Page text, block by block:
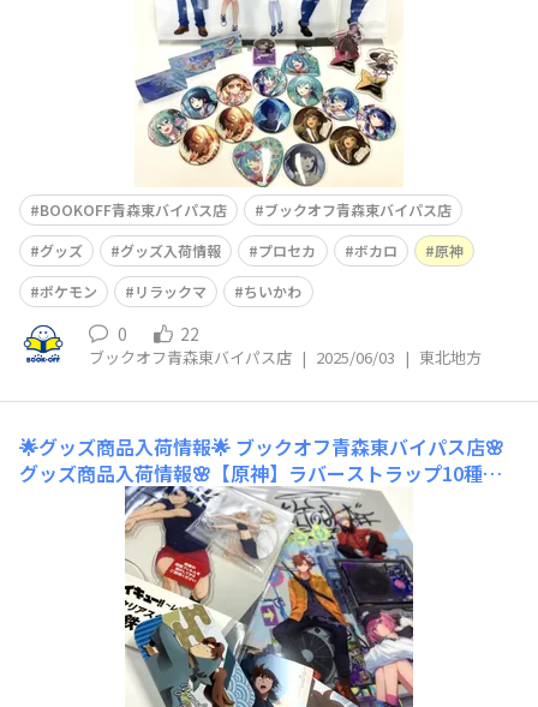
BOOKOFF青森東バイパス店
ブックオフ青森東バイパス店
グッズ
グッズ入荷情報 プロセカ ボカロ
原神
ポケモン
リラックマ ちいかわ
0 22
ブックオフ青森東バイパス店 | 2025/06/03 | 東北地方
🌟グッズ商品入荷情報🌟 ブックオフ青森東バイパス店🌸
グッズ商品入荷情報🌸【原神】ラバーストラップ10種【K
nightAｰ騎士Aｰ】A4クリアファイル4種【Crazy Raccoo
n】大妖怪A4クリアファイル2種【忍たま乱太郎】すらい
どきゃんカード【ハイキュー‼︎】缶バッジアクリルスタン
ドアクリルブロックラバーストラップすき